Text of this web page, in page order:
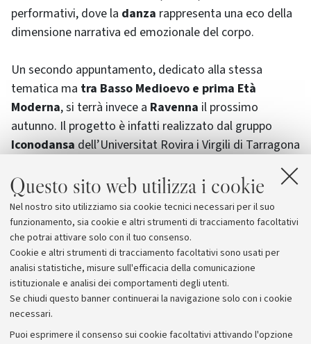
Questo sito web utilizza i cookie
Nel nostro sito utilizziamo sia cookie tecnici necessari per il suo
funzionamento, sia cookie e altri strumenti di tracciamento facoltativi
che potrai attivare solo con il tuo consenso.
Cookie e altri strumenti di tracciamento facoltativi sono usati per
analisi statistiche, misure sull'efficacia della comunicazione
istituzionale e analisi dei comportamenti degli utenti.
Se chiudi questo banner continuerai la navigazione solo con i cookie
necessari.
Puoi esprimere il consenso sui cookie facoltativi attivando l'opzione
performativi, dove la danza rappresenta una eco della
dimensione narrativa ed emozionale del corpo.
Un secondo appuntamento, dedicato alla stessa
tematica ma tra Basso Medioevo e prima Età
Moderna, si terrà invece a Ravenna il prossimo
autunno. Il progetto è infatti realizzato dal gruppo
Iconodansadell’Universitat Rovira i Virgili di Tarragona
Laboratorio di Storia culturale e religiosa
"I lunedì degli Ariani"edEurythmia – International
Research Network on the Cultural History of Dance
entrambi attivi al Dipartimento di Beni Culturali, nel
Campus di Ravenna dell’Università di Bologna.
Archivio